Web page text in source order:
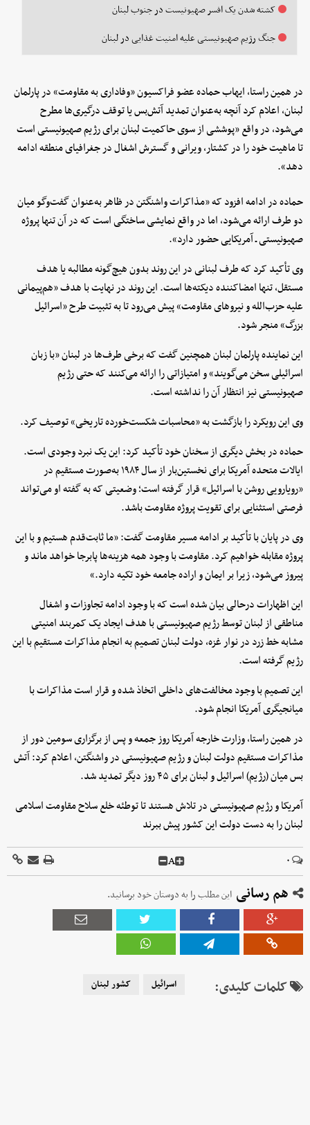
کشته شدن یک افسر صهیونیست در جنوب لبنان
جنگ رژیم صهیونیستی علیه امنیت غذایی در لبنان
در همین راستا، ایهاب حماده عضو فراکسیون «وفاداری به مقاومت» در پارلمان
لبنان، اعلام کرد آنچه به‌عنوان تمدید آتش‌بس یا توقف درگیری‌ها مطرح
می‌شود، در واقع «پوششی از سوی حاکمیت لبنان برای رژیم صهیونیستی است
تا ماهیت خود را در کشتار، ویرانی و گسترش اشغال در جغرافیای منطقه ادامه
دهد».
حماده در ادامه افزود که «مذاکرات واشنگتن در ظاهر به‌عنوان گفت‌وگو میان
دو طرف ارائه می‌شود، اما در واقع نمایشی ساختگی است که در آن تنها پروژه
صهیونیستی ـ آمریکایی حضور دارد».
وی تأکید کرد که طرف لبنانی در این روند بدون هیچ‌گونه مطالبه یا هدف
مستقل، تنها امضاکننده دیکته‌ها است. این روند در نهایت با هدف «هم‌پیمانی
علیه حزب‌الله و نیروهای مقاومت» پیش می‌رود تا به تثبیت طرح «اسرائیل
بزرگ» منجر شود.
این نماینده پارلمان لبنان همچنین گفت که برخی طرف‌ها در لبنان «با زبان
اسرائیلی سخن می‌گویند» و امتیازاتی را ارائه می‌کنند که حتی رژیم
صهیونیستی نیز انتظار آن را نداشته است.
وی این رویکرد را بازگشت به «محاسبات شکست‌خورده تاریخی» توصیف کرد.
حماده در بخش دیگری از سخنان خود تأکید کرد: این یک نبرد وجودی است.
ایالات متحده آمریکا برای نخستین‌بار از سال ۱۹۸۴ به‌صورت مستقیم در
«رویارویی روشن با اسرائیل» قرار گرفته است؛ وضعیتی که به گفته او می‌تواند
فرصتی استثنایی برای تقویت پروژه مقاومت باشد.
وی در پایان با تأکید بر ادامه مسیر مقاومت گفت: «ما ثابت‌قدم هستیم و با این
پروژه مقابله خواهیم کرد. مقاومت با وجود همه هزینه‌ها پابرجا خواهد ماند و
پیروز می‌شود، زیرا بر ایمان و اراده جامعه خود تکیه دارد.»
این اظهارات درحالی بیان شده است که با وجود ادامه تجاوزات و اشغال
مناطقی از لبنان توسط رژیم صهیونیستی با هدف ایجاد یک کمربند امنیتی
مشابه خط زرد در نوار غزه، دولت لبنان تصمیم به انجام مذاکرات مستقیم با این
رژیم گرفته است.
این تصمیم با وجود مخالفت‌های داخلی اتخاذ شده و قرار است مذاکرات با
میانجیگری آمریکا انجام شود.
در همین راستا، وزارت خارجه آمریکا روز جمعه و پس از برگزاری سومین دور از
مذاکرات مستقیم دولت لبنان و رژیم صهیونیستی در واشنگتن، اعلام کرد: آتش
بس میان (رژیم) اسرائیل و لبنان برای ۴۵ روز دیگر تمدید شد.
آمریکا و رژیم صهیونیستی در تلاش هستند تا توطئه خلع سلاح مقاومت اسلامی
لبنان را به دست دولت این کشور پیش ببرند
۰ A
هم رسانی این مطلب را به دوستان خود برسانید.
کلمات کلیدی: اسرائیل کشور لبنان